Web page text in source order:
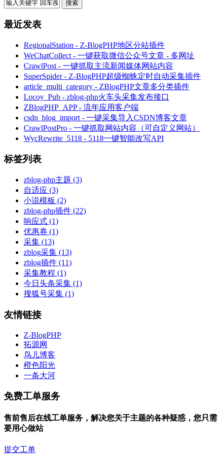
最近发表
RegionalStation - Z-BlogPHP地区分站插件
WeChatCollect - 一键获取微信公众号文章 - 多网址
CrawlPost - 一键抓取主流新闻媒体网站内容
SuperSpider - Z-BlogPHP超级蜘蛛定时自动采集插件
article_multi_category - ZBlogPHP文章多分类插件
Locoy_Pub - zblog-php火车头采集发布接口
ZBlogPHP_APP - 流年应用客户端
csdn_blog_import - 一键采集导入CSDN博客文章
CrawlPostPro - 一键抓取网站内容（可自定义网站）
WycRewrite_5118 - 5118一键智能改写API
标签列表
zblog-php主题 (3)
自适应 (3)
小说模板 (2)
zblog-php插件 (22)
响应式 (1)
优惠券 (1)
采集 (13)
zblog采集 (13)
zblog插件 (11)
采集教程 (1)
今日头条采集 (1)
搜狐号采集 (1)
友情链接
Z-BlogPHP
拓源网
鸟儿博客
橙色阳光
一条大河
免费工单服务
售前售后在线工单服务，解决您关于主题的各种疑惑，您只需
要用心做站
提交工单